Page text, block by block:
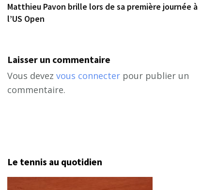
Matthieu Pavon brille lors de sa première journée à
l’US Open
Laisser un commentaire
Vous devez vous connecter pour publier un
commentaire.
Le tennis au quotidien